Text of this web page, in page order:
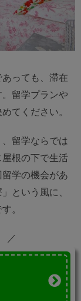
っても、滞在
留学プランや
てください。
留学ならでは
根の下で生活
学の機会があ
という風に、
。
／